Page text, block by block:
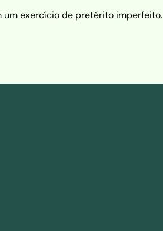
um exercício de pretérito imperfeito.